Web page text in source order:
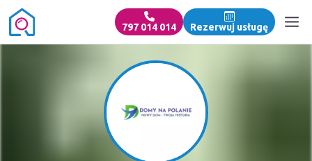
797 014 014 Rezerwuj usługę